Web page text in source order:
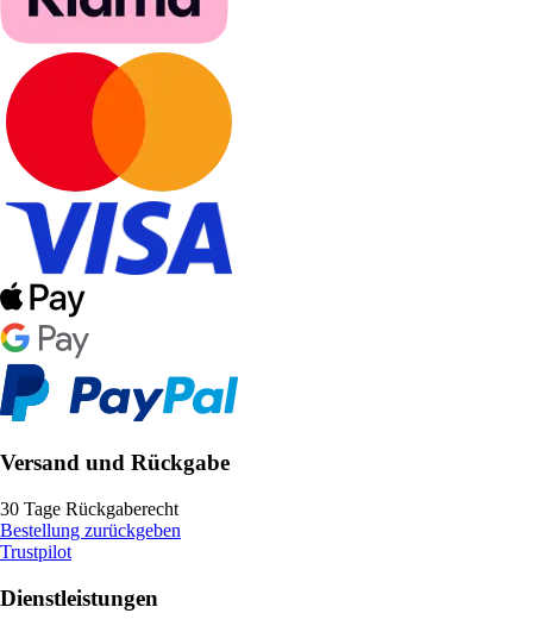
Versand und Rückgabe
30 Tage Rückgaberecht
Bestellung zurückgeben
Trustpilot
Dienstleistungen